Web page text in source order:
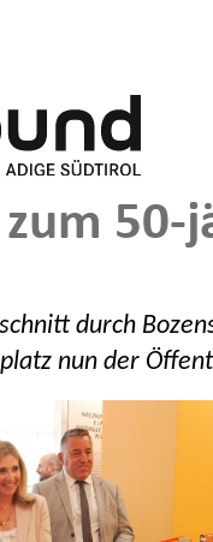
durch
nun der